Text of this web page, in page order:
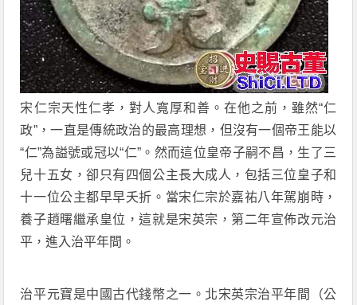
宋仁宗天性仁孝，對人寬厚和善。在他之前，雖然“仁
政”，一直是傳統政治的最高理想，但沒有一個帝王能以
“仁”為謚號或冠以“仁”。然而這位皇帝子嗣不昌，生了三
兒十五女，卻只有四個公主長大成人，包括三位皇子和
十一位公主都早早夭折。當宋仁宗於嘉祐八年駕崩時，
養子趙曙繼承皇位，這就是宋英宗，第二年宣佈改元治
平，進入治平年間。
治平元寶是中國古代錢幣之一。北宋英宗治平年間（公